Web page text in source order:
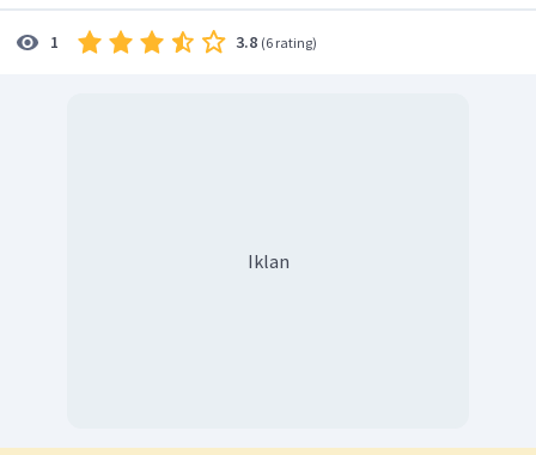
1 kg
1.000 g
1 3.8 (6 rating)
Iklan